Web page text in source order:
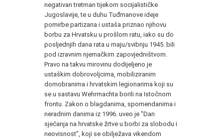
negativan tretman tijekom socijalističke
Jugoslavije, te u duhu Tuđmanove ideje
pomirbe partizana i ustaša priznao njihovu
borbu za Hrvatsku u prošlom ratu, iako su do
posljednjih dana rata u maju/svibnju 1945. bili
pod izravnim njemačkim zapovjedništvom.
Pravo na takvu mirovinu dodijeljeno je
ustaškim dobrovoljcima, mobiliziranim
domobranima i hrvatskim legionarima koji su
se u sastavu Wehrmachta borili na Istočnom
frontu. Zakon o blagdanima, spomendanima i
neradnim danima iz 1996. uveo je "Dan
sjećanja na hrvatske žrtve u borbi za slobodu i
neovisnost", koji se obilježava vikendom